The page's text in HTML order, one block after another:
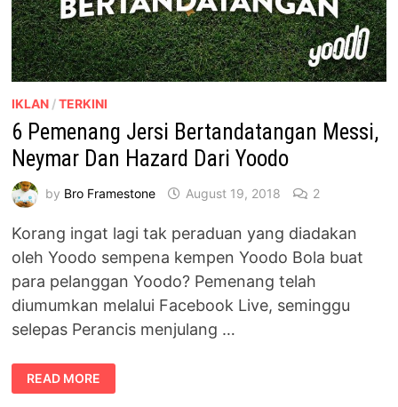
IKLAN /TERKINI
6 Pemenang Jersi Bertandatangan Messi,
Neymar Dan Hazard Dari Yoodo
by Bro Framestone August 19, 2018 2
Korang ingat lagi tak peraduan yang diadakan
oleh Yoodo sempena kempen Yoodo Bola buat
para pelanggan Yoodo? Pemenang telah
diumumkan melalui Facebook Live, seminggu
selepas Perancis menjulang …
6
PEMENANG
JERSI
READ MORE